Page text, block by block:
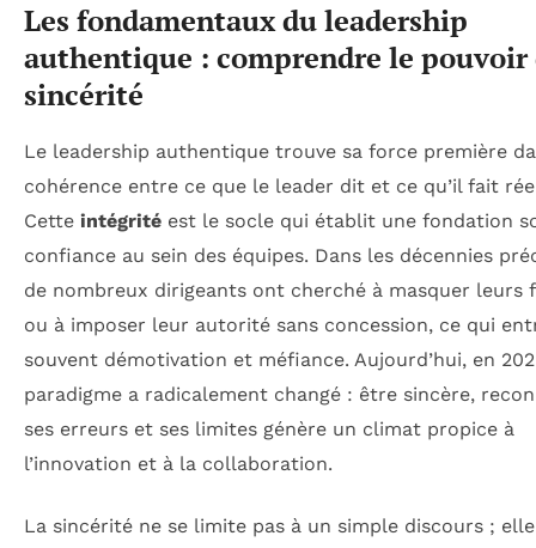
Les fondamentaux du leadership
authentique : comprendre le pouvoir
sincérité
Le leadership authentique trouve sa force première
cohérence entre ce que le leader dit et ce qu’il fait
Cette intégrité est le socle qui établit une fondation
confiance au sein des équipes. Dans les décennies
de nombreux dirigeants ont cherché à masquer leurs
ou à imposer leur autorité sans concession, ce qui
souvent démotivation et méfiance. Aujourd’hui, en
paradigme a radicalement changé : être sincère,
ses erreurs et ses limites génère un climat propice à
l’innovation et à la collaboration.
La sincérité ne se limite pas à un simple discours ;